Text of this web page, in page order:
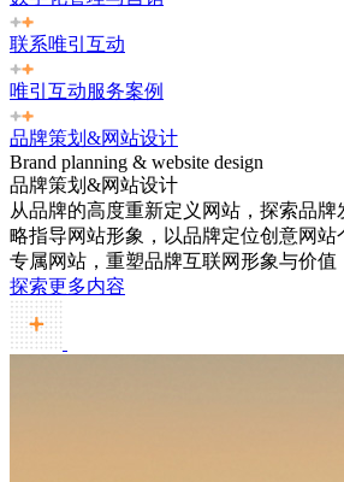
联系唯引互动
唯引互动服务案例
品牌策划&网站设计
Brand planning & website design
品牌策划&网站设计
从品牌的高度重新定义网站，探索品
略指导网站形象，以品牌定位创意网
专属网站，重塑品牌互联网形象与价值
探索更多内容